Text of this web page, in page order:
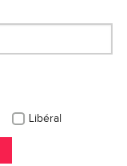
Libéral